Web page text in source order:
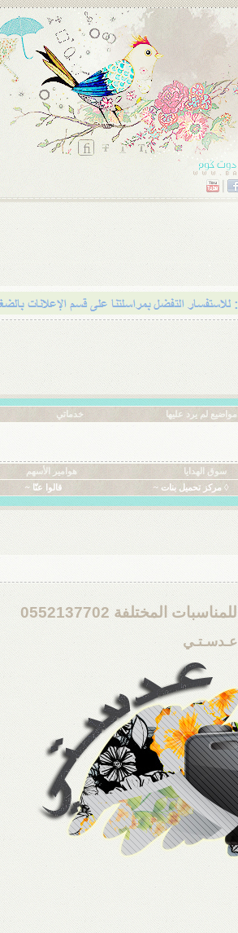
مواضيع لم يرد عليها خدماتي
سوق الهدايا هوامير الأسهم
◊ مركز تحميل بنات ~ قالوا عنّا ~
المختلفة 0552137702
عـدسـتـي